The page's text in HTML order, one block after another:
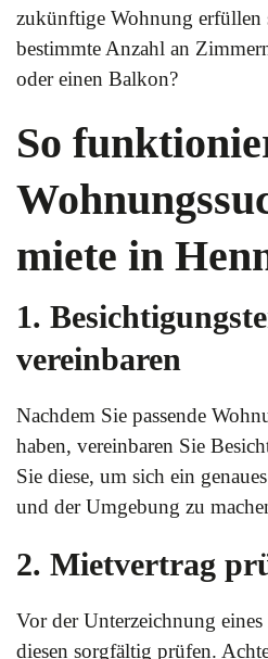
zukünftige Wohnung erfüllen
bestimmte Anzahl an
oder einen Balkon?
So
miete in
1.
vereinbaren
Nachdem Sie passende
haben, vereinbaren Sie
Sie diese, um sich ein
und der Umgebung zu
2. Mietvertrag
Vor der Unterzeichnung
diesen sorgfältig prüfen.